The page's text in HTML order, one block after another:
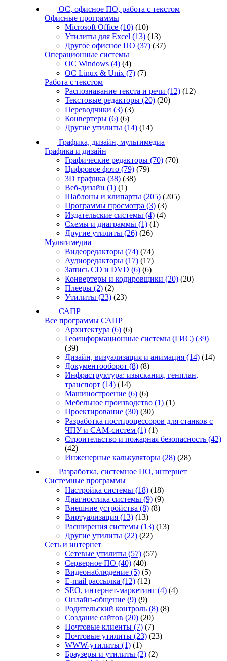
ОС, офисное ПО, работа с текстом
Офисные программы
Microsoft Office (10) (10)
Утилиты для Excel (13) (13)
Другое офисное ПО (37) (37)
Операционные системы
ОС Windows (4) (4)
ОС Linux & Unix (7) (7)
Работа с текстом
Распознавание текста и речи (12) (12)
Текстовые редакторы (20) (20)
Переводчики (3) (3)
Конвертеры (6) (6)
Другие утилиты (14) (14)
Графика, дизайн, мультимедиа
Графика и дизайн
Графические редакторы (70) (70)
Цифровое фото (79) (79)
3D графика (38) (38)
Веб-дизайн (1) (1)
Шаблоны и клипарты (205) (205)
Программы просмотра (3) (3)
Издательские системы (4) (4)
Схемы и диаграммы (1) (1)
Другие утилиты (26) (26)
Мультимедиа
Видеоредакторы (74) (74)
Аудиоредакторы (17) (17)
Запись CD и DVD (6) (6)
Конвертеры и кодировщики (20) (20)
Плееры (2) (2)
Утилиты (23) (23)
САПР
Все программы САПР
Архитектура (6) (6)
Геоинформационные системы (ГИС) (39)
(39)
Дизайн, визуализация и анимация (14) (14)
Документооборот (8) (8)
Инфраструктура: изыскания, генплан,
транспорт (14) (14)
Машиностроение (6) (6)
Мебельное производство (1) (1)
Проектирование (30) (30)
Разработка постпроцессоров для станков с
ЧПУ и CAM-систем (1) (1)
Строительство и пожарная безопасность (42)
(42)
Инженерные калькуляторы (28) (28)
Разработка, системное ПО, интернет
Системные программы
Настройка системы (18) (18)
Диагностика системы (9) (9)
Внешние устройства (8) (8)
Виртуализация (13) (13)
Расширения системы (13) (13)
Другие утилиты (22) (22)
Сеть и интернет
Сетевые утилиты (57) (57)
Серверное ПО (40) (40)
Видеонаблюдение (5) (5)
E-mail рассылка (12) (12)
SEO, интернет-маркетинг (4) (4)
Онлайн-общение (9) (9)
Родительский контроль (8) (8)
Создание сайтов (20) (20)
Почтовые клиенты (7) (7)
Почтовые утилиты (23) (23)
WWW-утилиты (1) (1)
Браузеры и утилиты (2) (2)